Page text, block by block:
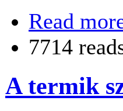
Read
7714
A termik